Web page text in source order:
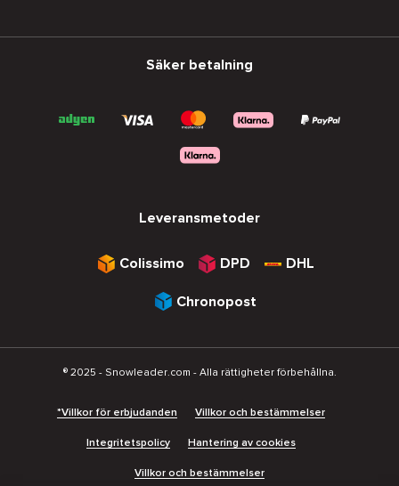
Säker betalning
Leveransmetoder
Colissimo DPD DHL
Chronopost
® 2025 - Snowleader.com - Alla rättigheter förbehållna.
*Villkor för erbjudanden Villkor och bestämmelser
Integritetspolicy Hantering av cookies
Villkor och bestämmelser